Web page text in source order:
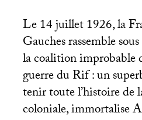
Le 14 juillet 1926, la
Gauches rassemble
la coalition improbable
guerre du Rif : un
tenir toute l’histoire de
coloniale, immortalise